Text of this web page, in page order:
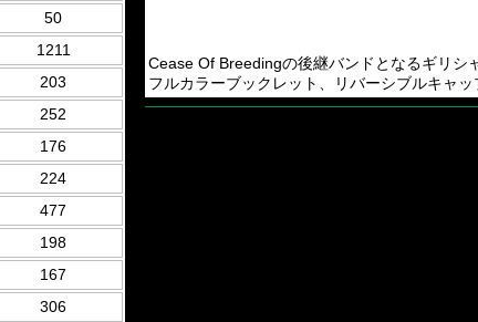
50
1211
203
252
176
224
477
198
167
306
Cease Of Breedingの後継バンドとなるギリ
フルカラーブックレット、リバーシブルキャ